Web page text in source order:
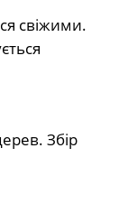
свіжими.
Збір